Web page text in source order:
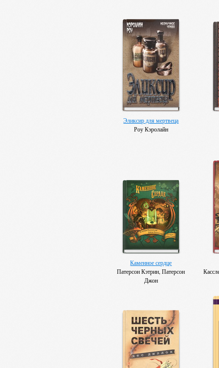
Эликсир для мертвеца
Роу Кэролайн
Каменное сердце
Патерсон Кэтрин, Патерсон
Джон